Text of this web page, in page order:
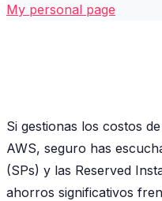
My personal page
Si gestionas los costos
AWS, seguro has
(SPs) y las Reserved
ahorros significativos